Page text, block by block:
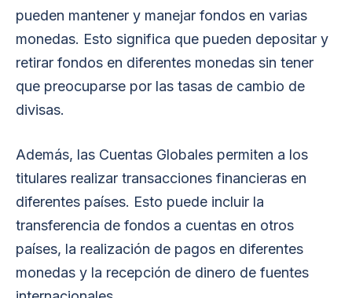
pueden mantener y manejar fondos en varias
monedas. Esto significa que pueden depositar y
retirar fondos en diferentes monedas sin tener
que preocuparse por las tasas de cambio de
divisas.
Además, las Cuentas Globales permiten a los
titulares realizar transacciones financieras en
diferentes países. Esto puede incluir la
transferencia de fondos a cuentas en otros
países, la realización de pagos en diferentes
monedas y la recepción de dinero de fuentes